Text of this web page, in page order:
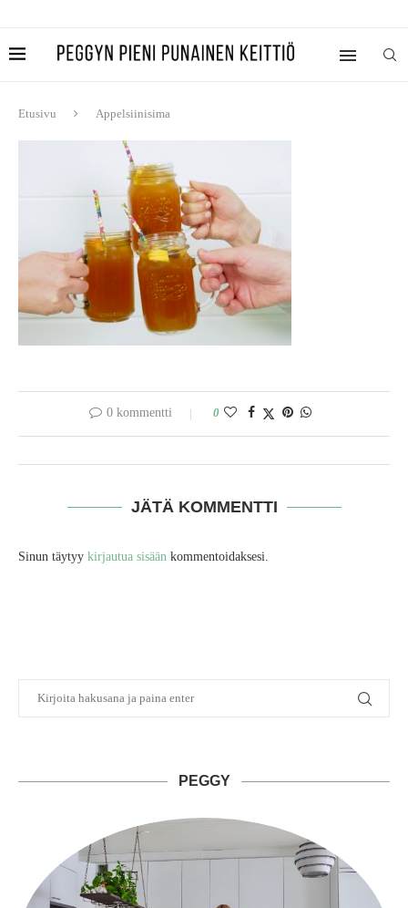
Etusivu Appelsiinisima
0 kommentti 0
JÄTÄ KOMMENTTI
Sinun täytyy kirjautua sisään kommentoidaksesi.
PEGGY